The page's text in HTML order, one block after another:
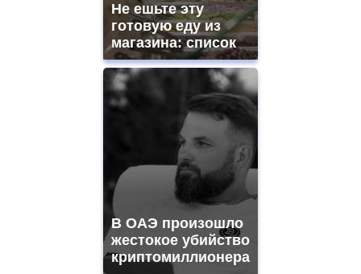
Не ешьте эту
готовую еду из
магазина: список
В ОАЭ произошло
жестокое убийство
криптомиллионера